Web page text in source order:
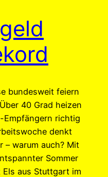
bundesweit feiern
40 Grad heizen
Empfängern richtig
denkt
– warum auch? Mit
Sommer
aus Stuttgart im